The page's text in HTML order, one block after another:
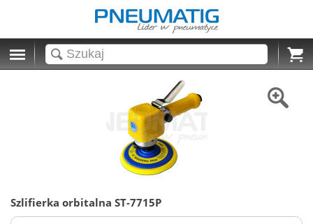
Cart
Szlifierka orbitalna ST-7715P